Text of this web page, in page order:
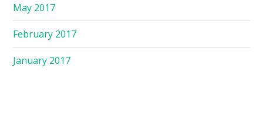
May 2017
February 2017
January 2017